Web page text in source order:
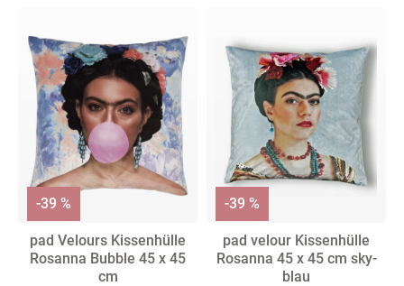
pad Velours Kissenhülle
Rosanna Bubble 45 x 45
cm
-39 %
pad velour Kissenhülle
Rosanna 45 x 45 cm sky-
blau
-39 %